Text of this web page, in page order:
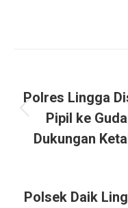
navigation
Polres Lingga
Pipil ke
Dukungan
Polsek Daik